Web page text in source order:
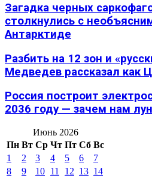
Загадка черных
столкнулись с
Антарктиде
Разбить на 12 зон и
Медведев рассказал как
Россия построит
2036 году — зачем нам
Июнь 2026
Пн Вт Ср Чт Пт Сб Вс
1
2 3 4 5 6
7
8
9 10 11 12 13 14